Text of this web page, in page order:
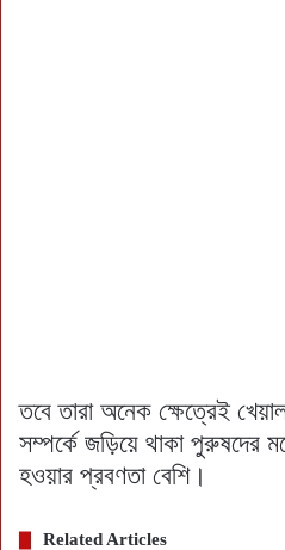
তবে তারা অনেক ক্ষেত্রেই
সম্পর্কে জড়িয়ে থাকা পুরুষদের
হওয়ার প্রবণতা বেশি।
Related Articles